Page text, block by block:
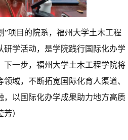
项目的院系，福州大学土木工程
学活动，是学院践行国际化办学
一步，福州大学土木工程学院将
域，不断拓宽国际化育人渠道、
以国际化办学成果助力地方高质
）